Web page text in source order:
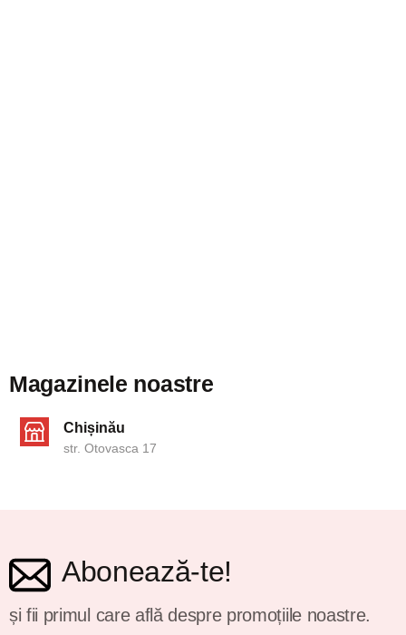
Magazinele noastre
Chișinău
str. Otovasca 17
Abonează-te!
și fii primul care află despre promoțiile noastre.